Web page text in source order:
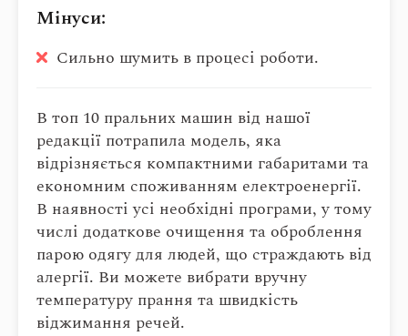
Мінуси:
Сильно шумить в процесі роботи.
В топ 10 пральних машин від нашої
редакції потрапила модель, яка
відрізняється компактними габаритами та
економним споживанням електроенергії.
В наявності усі необхідні програми, у тому
числі додаткове очищення та оброблення
парою одягу для людей, що страждають від
алергії. Ви можете вибрати вручну
температуру прання та швидкість
віджимання речей.